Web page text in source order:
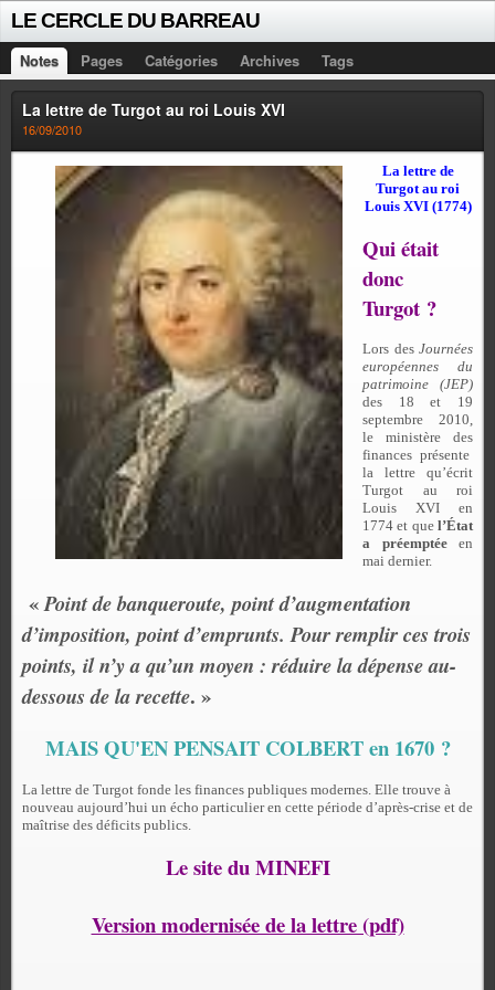
LE CERCLE DU BARREAU
Notes Pages Catégories Archives Tags
La lettre de Turgot au roi Louis XVI
16/09/2010
La lettre de
Turgot au roi
Louis XVI (1774)
Qui était
donc
Turgot ?
Lors des Journées
européennes du
patrimoine (JEP)
des 18 et 19
septembre 2010,
le ministère des
finances présente
la lettre qu’écrit
Turgot au roi
Louis XVI en
1774 et que l’État
a préemptéeen
mai dernier.
«Point de banqueroute, point d’augmentation
d’imposition, point d’emprunts. Pour remplir ces trois
points, il n’y a qu’un moyen : réduire la dépense au-
dessous de la recette. »
MAIS QU'EN PENSAIT COLBERT en 1670 ?
La lettre de Turgot fonde les finances publiques modernes. Elle trouve à
nouveau aujourd’hui un écho particulier en cette période d’après-crise et de
maîtrise des déficits publics.
Le site du MINEFI
Version modernisée de la lettre (pdf)